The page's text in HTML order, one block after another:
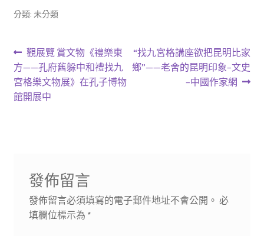
分類: 未分類
文
章
導
上
一
篇
文
觀展覽 賞文物《禮樂東
方——孔府舊躲中和禮找九
宮格樂文物展》在孔子博物
館開展中
下
一
“找九宮格講座欲把昆明比家
鄉”——老舍的昆明印象–文史
–中國作家網
發佈留言
發佈留言必須填寫的電子郵件地址不會公開。 必
填欄位標示為 *